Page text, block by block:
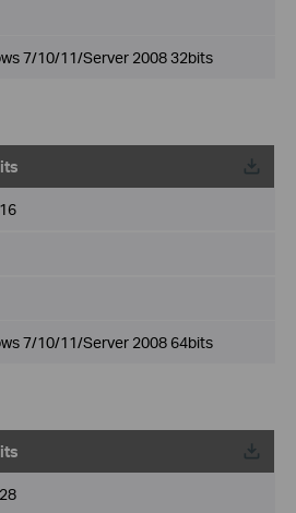
7/10/11/Server 2008 32bits
7/10/11/Server 2008 64bits